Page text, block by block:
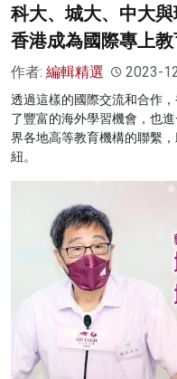
科大、城大、中大
香港成為國際專上
作者: 編輯精選 2023-
透過這樣的國際交流和合作
了豐富的海外學習機會，也
界各地高等教育機構的聯繫
紐。